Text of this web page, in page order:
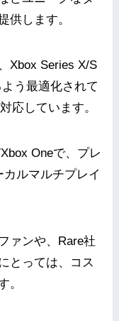
供します。
Xbox Series X/S
う最適化されて
応しています。
Oneで、プレ
ルマルチプレイ
ァンや、Rare社
とっては、コス
。